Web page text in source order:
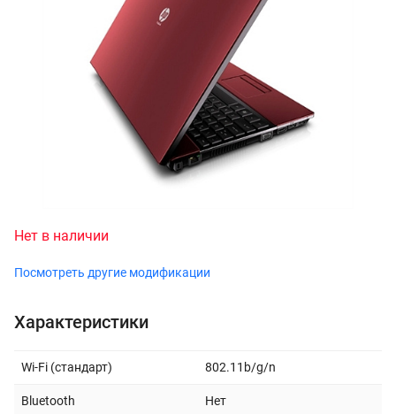
Нет в наличии
Посмотреть другие модификации
Характеристики
Wi-Fi (стандарт) 802.11b/g/n
Bluetooth Нет